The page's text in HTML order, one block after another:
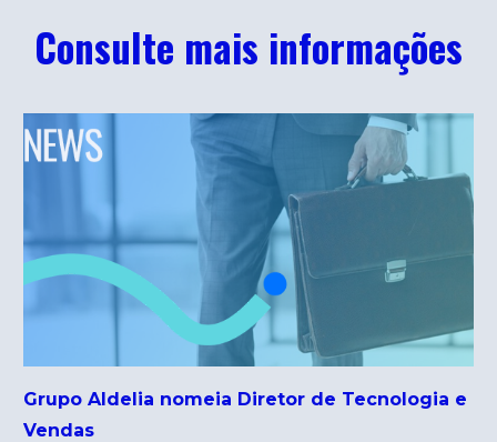
Consulte mais informações
Grupo Aldelia nomeia Diretor de Tecnologia e
Vendas